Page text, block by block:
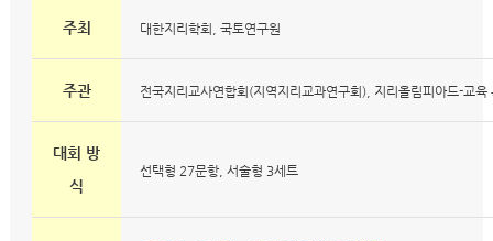
주최 대한지리학회, 국토연구원
주관 전국지리교사연합회(지역지리교과연구회), 지리올림피아드-교육
대회 방
식
선택형 27문항, 서술형 3세트